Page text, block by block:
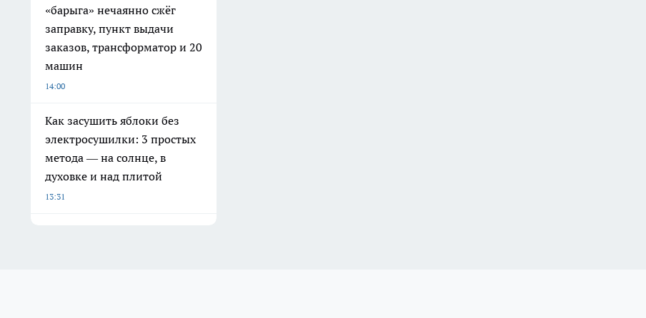
«барыга» нечаянно сжёг
заправку, пункт выдачи
заказов, трансформатор и 20
машин
14:00
Как засушить яблоки без
электросушилки: 3 простых
метода — на солнце, в
духовке и над плитой
13:31